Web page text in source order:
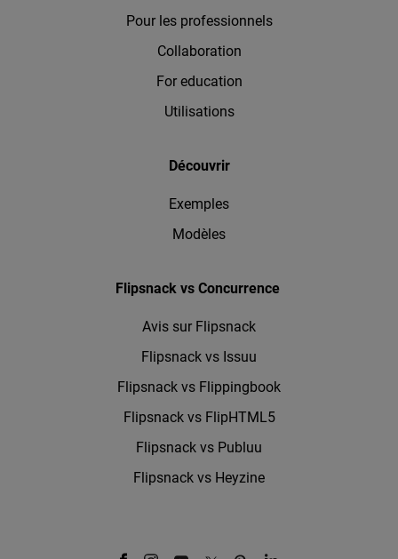
Pour les professionnels
Collaboration
For education
Utilisations
Découvrir
Exemples
Modèles
Flipsnack vs Concurrence
Avis sur Flipsnack
Flipsnack vs Issuu
Flipsnack vs Flippingbook
Flipsnack vs FlipHTML5
Flipsnack vs Publuu
Flipsnack vs Heyzine